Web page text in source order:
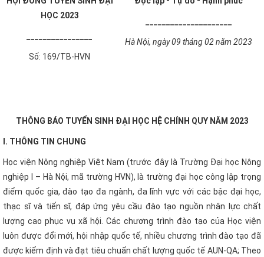
HỌC 2023
Số: 169/TB-HVN
Hà Nội, ngày 09 tháng 02 năm 2023
THÔNG BÁO TUYỂN SINH ĐẠI HỌC HỆ CHÍNH QUY NĂM 2023
I. THÔNG TIN CHUNG
Học viện Nông nghiệp Việt Nam (trước đây là Trường Đại học Nông
nghiệp I – Hà Nội, mã trường HVN), là trường đại học công lập trọng
điểm quốc gia, đào tạo đa ngành, đa lĩnh vực với các bậc đại học,
thạc sĩ và tiến sĩ, đáp ứng yêu cầu đào tạo nguồn nhân lực chất
lượng cao phục vụ xã hội. Các chương trình đào tạo của Học viện
luôn được đổi mới, hội nhập quốc tế, nhiều chương trình đào tạo đã
được kiểm định và đạt tiêu chuẩn chất lượng quốc tế AUN-QA; Theo